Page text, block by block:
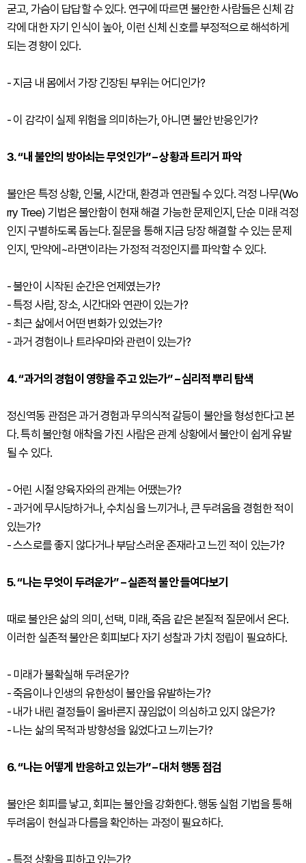
굳고, 가슴이 답답할 수 있다. 연구에 따르면 불안한 사람들은 신체 감
각에 대한 자기 인식이 높아, 이런 신체 신호를 부정적으로 해석하게
되는 경향이 있다.
- 지금 내 몸에서 가장 긴장된 부위는 어디인가?
- 이 감각이 실제 위험을 의미하는가, 아니면 불안 반응인가?
3. “내 불안의 방아쇠는 무엇인가” – 상황과 트리거 파악
불안은 특정 상황, 인물, 시간대, 환경과 연관될 수 있다. 걱정 나무(Wo
rry Tree) 기법은 불안함이 현재 해결 가능한 문제인지, 단순 미래 걱정
인지 구별하도록 돕는다. 질문을 통해 지금 당장 해결할 수 있는 문제
인지, '만약에~라면'이라는 가정적 걱정인지를 파악할 수 있다.
- 불안이 시작된 순간은 언제였는가?
- 특정 사람, 장소, 시간대와 연관이 있는가?
- 최근 삶에서 어떤 변화가 있었는가?
- 과거 경험이나 트라우마와 관련이 있는가?
4. “과거의 경험이 영향을 주고 있는가” – 심리적 뿌리 탐색
정신역동 관점은 과거 경험과 무의식적 갈등이 불안을 형성한다고 본
다. 특히 불안형 애착을 가진 사람은 관계 상황에서 불안이 쉽게 유발
될 수 있다.
- 어린 시절 양육자와의 관계는 어땠는가?
- 과거에 무시당하거나, 수치심을 느끼거나, 큰 두려움을 경험한 적이
있는가?
- 스스로를 좋지 않다거나 부담스러운 존재라고 느낀 적이 있는가?
5. “나는 무엇이 두려운가” – 실존적 불안 들여다보기
때로 불안은 삶의 의미, 선택, 미래, 죽음 같은 본질적 질문에서 온다.
이러한 실존적 불안은 회피보다 자기 성찰과 가치 정립이 필요하다.
- 미래가 불확실해 두려운가?
- 죽음이나 인생의 유한성이 불안을 유발하는가?
- 내가 내린 결정들이 올바른지 끊임없이 의심하고 있지 않은가?
- 나는 삶의 목적과 방향성을 잃었다고 느끼는가?
6. “나는 어떻게 반응하고 있는가” – 대처 행동 점검
불안은 회피를 낳고, 회피는 불안을 강화한다. ​행동 실험 기법을 통해
두려움이 현실과 다름을 확인하는 과정이 필요하다.
- 특정 상황을 피하고 있는가?